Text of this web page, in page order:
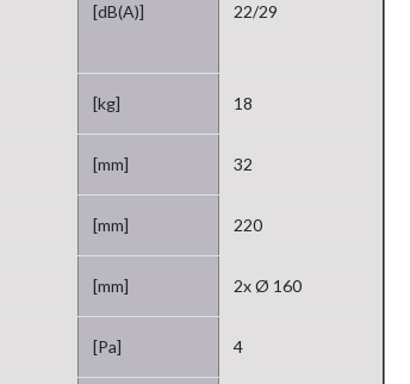
[dB(A)] 22/29
[kg] 18
[mm] 32
[mm] 220
[mm] 2x Ø 160
[Pa] 4